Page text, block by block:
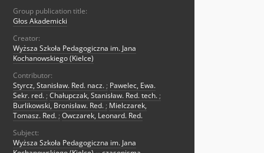
Group publication title:
Głos Akademicki
Creator:
Wyższa Szkoła Pedagogiczna im. Jana
Kochanowskiego (Kielce)
Contributor:
Styrcz, Stanisław. Red. nacz. ; Pawelec, Ewa.
Sekr. red. ; Chałupczak, Stanisław. Red. tech. ;
Burlikowski, Bronisław. Red. ; Mielczarek,
Tomasz. Red. ; Owczarek, Leonard. Red.
Subject:
Wyższa Szkoła Pedagogiczna im. Jana